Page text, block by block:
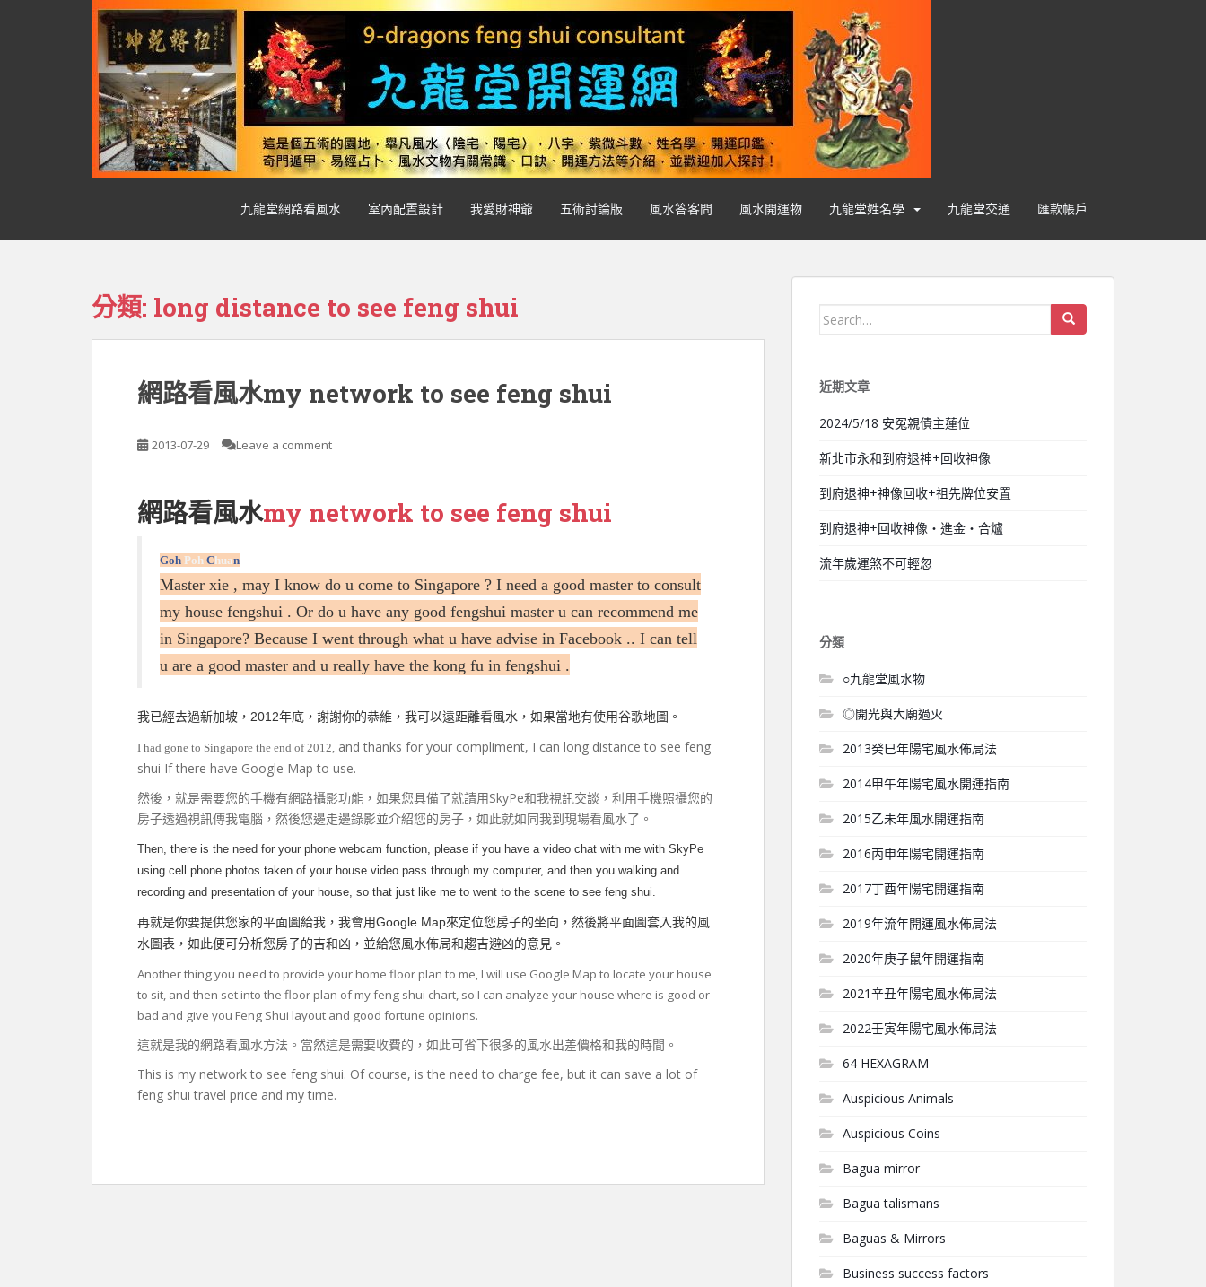
o
九龍堂網路看風水 室內配置設計 我愛財神爺 五術討論版 風水答客問 風水開運物 九龍堂姓名學 九龍堂交通 匯款帳戶
分類: long distance to see feng shui
網路看風水my network to see feng shui
2013-07-29 Leave a comment
網路看風水my network to see feng shui
Goh Poh Chuan
Master xie , may I know do u come to Singapore ? I need a good master to consult
my house fengshui . Or do u have any good fengshui master u can recommend me
in Singapore? Because I went through what u have advise in Facebook .. I can tell
u are a good master and u really have the kong fu in fengshui .
我已經去過新加坡， 2012年底，謝謝你的恭維，我可以遠距離看風水，如果當地有使用谷歌地圖。
I had gone to Singapore the end of 2012, and thanks for your compliment, I can long distance to see feng
shui If there have Google Map to use.
然後，就是需要您的手機有網路攝影功能，如果您具備了就請用SkyPe和我視訊交談，利用手機照攝您的
房子透過視訊傳我電腦，然後您邊走邊錄影並介紹您的房子，如此就如同我到現場看風水了。
Then, there is the need for your phone webcam function, please if you have a video chat with me with SkyPe
using cell phone photos taken of your house video pass through my computer, and then you walking and
recording and presentation of your house, so that just like me to went to the scene to see feng shui.
再就是你要提供您家的平面圖給我，我會用Google Map來定位您房子的坐向，然後將平面圖套入我的風
水圖表，如此便可分析您房子的吉和凶，並給您風水佈局和趨吉避凶的意見。
Another thing you need to provide your home floor plan to me, I will use Google Map to locate your house
to sit, and then set into the floor plan of my feng shui chart, so I can analyze your house where is good or
bad and give you Feng Shui layout and good fortune opinions.
這就是我的網路看風水方法。當然這是需要收費的，如此可省下很多的風水出差價格和我的時間。
This is my network to see feng shui. Of course, is the need to charge fee, but it can save a lot of
feng shui travel price and my time.
Search for:
近期文章
2024/5/18 安冤親債主蓮位
新北市永和到府退神+回收神像
到府退神+神像回收+祖先牌位安置
到府退神+回收神像‧進金‧合爐
流年歲運煞不可輕忽
分類
○九龍堂風水物
◎開光與大廟過火
2013癸巳年陽宅風水佈局法
2014甲午年陽宅風水開運指南
2015乙未年風水開運指南
2016丙申年陽宅開運指南
2017丁酉年陽宅開運指南
2019年流年開運風水佈局法
2020年庚子鼠年開運指南
2021辛丑年陽宅風水佈局法
2022壬寅年陽宅風水佈局法
64 HEXAGRAM
Auspicious Animals
Auspicious Coins
Bagua mirror
Bagua talismans
Baguas & Mirrors
Business success factors